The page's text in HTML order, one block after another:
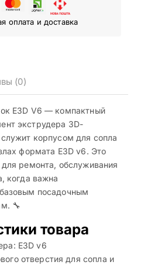
оплата и доставка
(0)
E3D V6 — компактный
экструдера 3D-
корпусом для сопла
формата E3D v6. Это
ремонта, обслуживания
когда важна
посадочным
🔧
товара
E3D v6
отверстия для сопла и